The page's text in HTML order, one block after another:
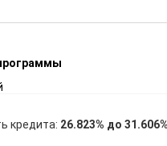
кредита: 26.823% до 31.606%